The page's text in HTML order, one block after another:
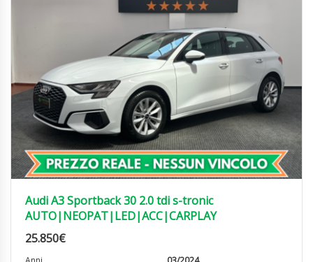
Audi A3 Sportback 30 2.0 tdi s-tronic
AUTO|NEOPAT|LED|ACC|CARPLAY
25.850€